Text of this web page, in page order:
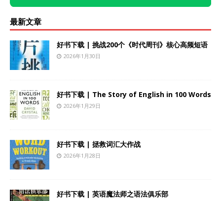
最新文章
好书下载 | 挑战200个《时代周刊》核心高频短语
2026年1月30日
好书下载 | The Story of English in 100 Words
2026年1月29日
好书下载 | 拯救词汇大作战
2026年1月28日
好书下载 | 英语魔法师之语法俱乐部